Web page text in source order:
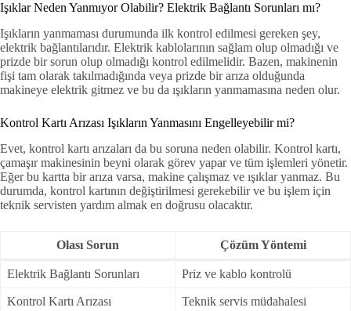
Işıklar Neden Yanmıyor Olabilir? Elektrik Bağlantı Sorunları mı?
Işıkların yanmaması durumunda ilk kontrol edilmesi gereken şey,
elektrik bağlantılarıdır. Elektrik kablolarının sağlam olup olmadığı ve
prizde bir sorun olup olmadığı kontrol edilmelidir. Bazen, makinenin
fişi tam olarak takılmadığında veya prizde bir arıza olduğunda
makineye elektrik gitmez ve bu da ışıkların yanmamasına neden olur.
Kontrol Kartı Arızası Işıkların Yanmasını Engelleyebilir mi?
Evet, kontrol kartı arızaları da bu soruna neden olabilir. Kontrol kartı,
çamaşır makinesinin beyni olarak görev yapar ve tüm işlemleri yönetir.
Eğer bu kartta bir arıza varsa, makine çalışmaz ve ışıklar yanmaz. Bu
durumda, kontrol kartının değiştirilmesi gerekebilir ve bu işlem için
teknik servisten yardım almak en doğrusu olacaktır.
Olası Sorun Çözüm Yöntemi
Elektrik Bağlantı Sorunları Priz ve kablo kontrolü
Kontrol Kartı Arızası Teknik servis müdahalesi